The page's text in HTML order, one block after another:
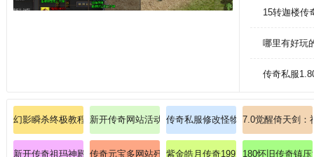
15转迦楼传
哪里有好玩
传奇私服
幻影瞬杀终极教程刺客鬼舞步无限连招秘籍！
新开传奇网站活动评测:传奇圣域教主坐标消灭金杖蜘蛛
传奇私服修改怪物外观：个性化定
7.0觉醒倚天剑：
新开传奇祖玛神殿战士如何速成逐日剑法。
传奇元宝多网站歼灭万年树妖的战术紫金皓月传奇199刺客如何加强火焰
180怀旧传奇镇